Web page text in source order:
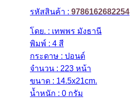
รหัสสินค้า : 9786162682254
โดย. : เทพพร มังธานี
พิมพ์ : 4 สี
กระดาษ : ปอนด์
จำนวน : 223 หน้า
ขนาด : 14.5x21cm.
น้ำหนัก : 0 กรัม